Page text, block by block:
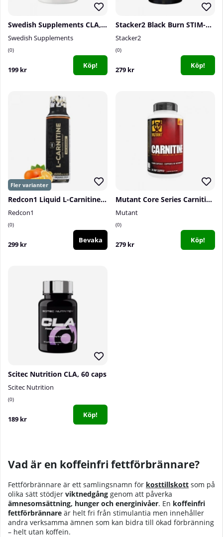
Swedish Supplements CLA, 90 caps
Swedish Supplements
0
199 kr Köp!
Stacker2 Black Burn STIM-FREE, 90 caps
Stacker2
0
279 kr Köp!
Redcon1 Liquid L-Carnitine, 30 serv.
Redcon1
0
299 kr Bevaka
Mutant Core Series Carnitine, 90 caps
Mutant
0
279 kr Köp!
Scitec Nutrition CLA, 60 caps
Scitec Nutrition
0
189 kr Köp!
Vad är en koffeinfri fettförbrännare?
Fettförbrännare är ett samlingsnamn för kosttillskott som på
olika sätt stödjer viktnedgång genom att påverka
ämnesomsättning, hunger och energinivåer. En koffeinfri
fettförbrännare är helt fri från stimulantia men innehåller
andra verksamma ämnen som kan bidra till ökad förbränning
– helt utan koffein.